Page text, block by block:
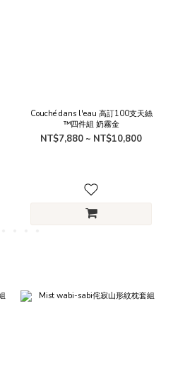
Couché dans l'eau 高訂100支天絲
™四件組 奶霧金
NT$7,880 ~ NT$10,800